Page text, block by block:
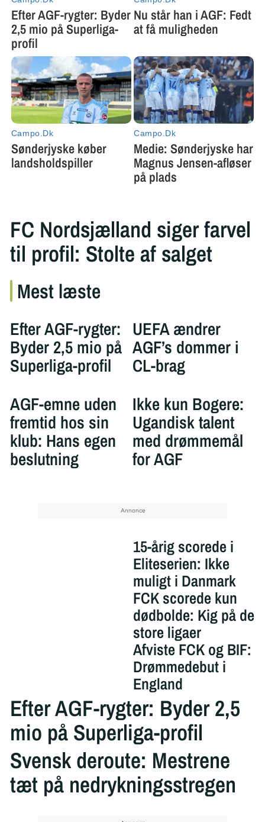
FC Nordsjælland siger farvel
til profil: Stolte af salget
Mest læste
Efter AGF-rygter:
Byder 2,5 mio på
Superliga-profil
UEFA ændrer
AGF’s dommer i
CL-brag
AGF-emne uden
fremtid hos sin
klub: Hans egen
beslutning
Ikke kun Bogere:
Ugandisk talent
med drømmemål
for AGF
15-årig scorede i
Eliteserien: Ikke
muligt i Danmark
FCK scorede kun
dødbolde: Kig på de
store ligaer
Afviste FCK og BIF:
Drømmedebut i
England
Efter AGF-rygter: Byder 2,5
mio på Superliga-profil
Svensk deroute: Mestrene
tæt på nedrykningsstregen